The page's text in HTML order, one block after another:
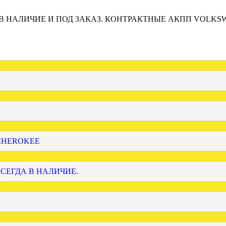
И ПОД ЗАКАЗ. КОНТРАКТНЫЕ АКПП
В НАЛИЧИЕ.